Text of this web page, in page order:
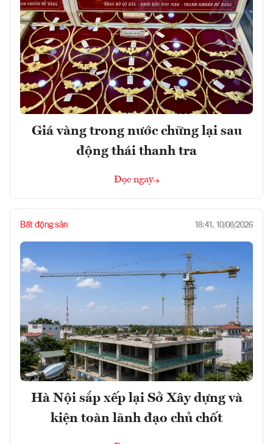
Giá vàng trong nước chững lại sau
động thái thanh tra
Đọc ngay
Bất động sản 18:41, 10/08/2026
Hà Nội sắp xếp lại Sở Xây dựng và
kiện toàn lãnh đạo chủ chốt